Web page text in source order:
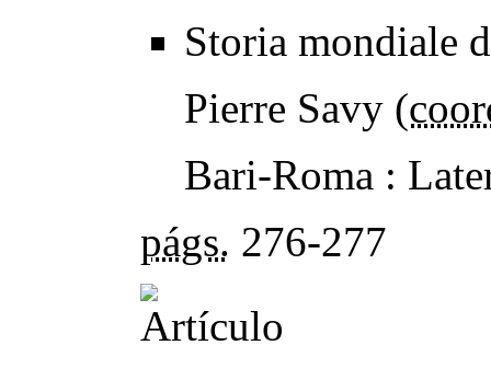
Storia mondiale
Pierre Savy (
Bari-Roma :
págs. 276-277